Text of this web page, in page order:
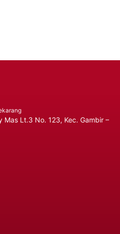
Mas Lt.3 No. 123, Kec. Gambir –